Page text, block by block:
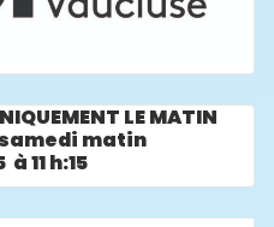
LE MATIN
matin
11 h:15